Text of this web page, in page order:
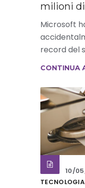
milioni
Microsoft
record del
CONTINUA
10/